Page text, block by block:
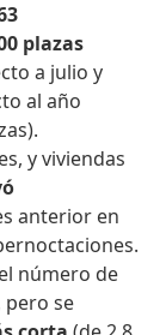
plazas
a julio y
al año
y viviendas
anterior en
número de
pero se